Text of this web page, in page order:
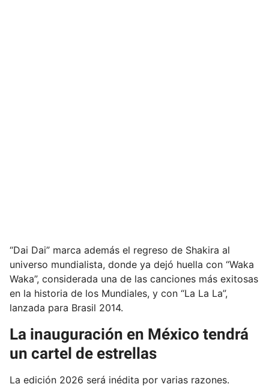
“Dai Dai” marca además el regreso de Shakira al
universo mundialista, donde ya dejó huella con “Waka
Waka”, considerada una de las canciones más exitosas
en la historia de los Mundiales, y con “La La La”,
lanzada para Brasil 2014.
La inauguración en México tendrá
un cartel de estrellas
La edición 2026 será inédita por varias razones.